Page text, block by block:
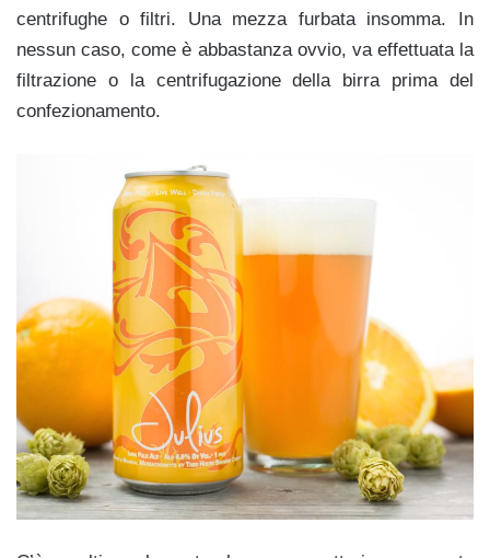
centrifughe o filtri. Una mezza furbata insomma. In
nessun caso, come è abbastanza ovvio, va effettuata la
filtrazione o la centrifugazione della birra prima del
confezionamento.